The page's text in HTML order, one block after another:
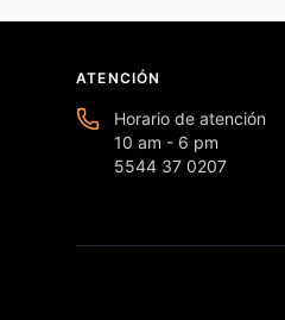
ATENCIÓN
Horario de atención
10 am - 6 pm
5544 37 0207